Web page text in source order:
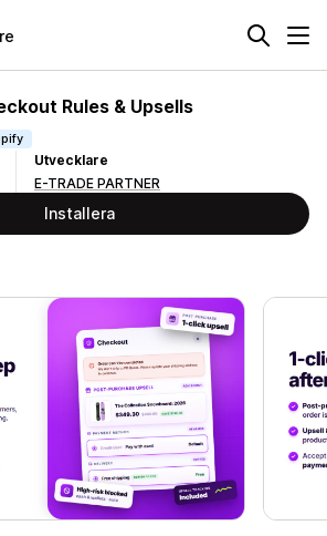
Rules & Upsells
Utvecklare
E-TRADE PARTNER
Installera